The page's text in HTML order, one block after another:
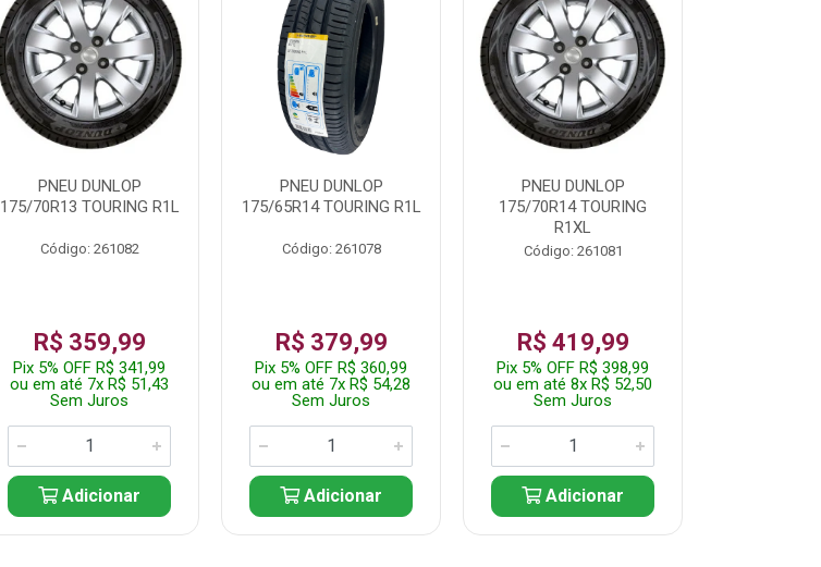
PNEU DUNLOP
175/70R13 TOURING R1L
Código: 261082
R$ 359,99
Pix 5% OFF R$ 341,99
ou em até 7x R$ 51,43
Sem Juros
Adicionar
PNEU DUNLOP
175/65R14 TOURING R1L
Código: 261078
R$ 379,99
Pix 5% OFF R$ 360,99
ou em até 7x R$ 54,28
Sem Juros
Adicionar
PNEU DUNLOP
175/70R14 TOURING
R1XL
Código: 261081
R$ 419,99
Pix 5% OFF R$ 398,99
ou em até 8x R$ 52,50
Sem Juros
Adicionar